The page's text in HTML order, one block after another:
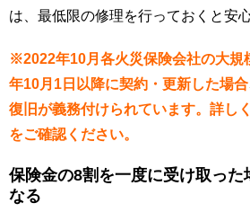
は、最低限の修理を行っておくと安
※2022年10月各火災保険会社の大規
年10月1日以降に契約・更新した場
復旧が義務付けられています。詳し
をご確認ください。
保険金の8割を一度に受け取った
なる